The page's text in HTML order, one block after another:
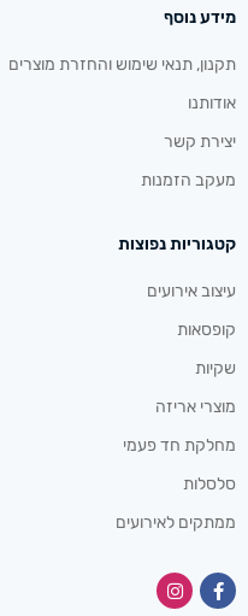
מידע נוסף
תקנון, תנאי שימוש והחזרת מוצרים
אודותנו
יצירת קשר
מעקב הזמנות
קטגוריות נפוצות
עיצוב אירועים
קופסאות
שקיות
מוצרי אריזה
מחלקת חד פעמי
סלסלות
ממתקים לאירועים